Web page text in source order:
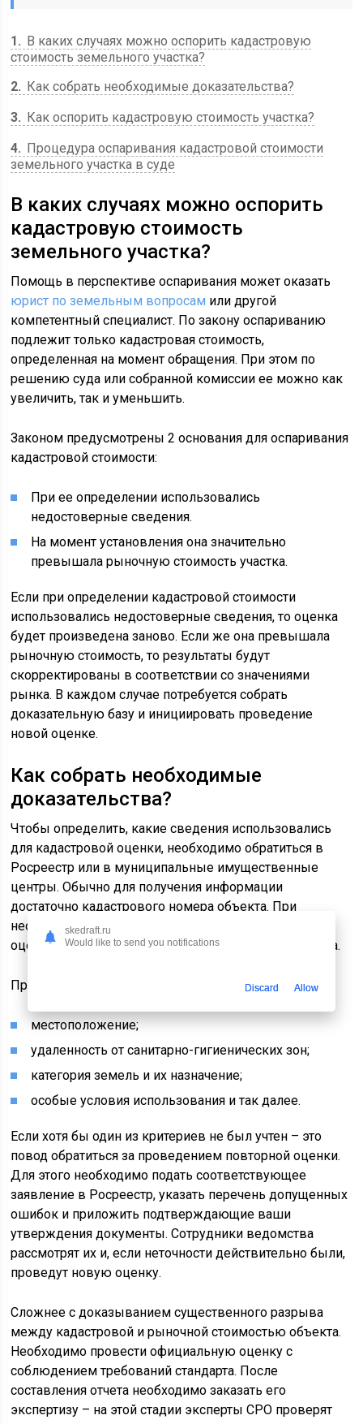
1
В каких случаях можно оспорить кадастровую
стоимость земельного участка?
2
Как собрать необходимые доказательства?
3
Как оспорить кадастровую стоимость участка?
4
Процедура оспаривания кадастровой стоимости
земельного участка в суде
В каких случаях можно оспорить
кадастровую стоимость
земельного участка?
Помощь в перспективе оспаривания может оказать
юрист по земельным вопросам или другой
компетентный специалист. По закону оспариванию
подлежит только кадастровая стоимость,
определенная на момент обращения. При этом по
решению суда или собранной комиссии ее можно как
увеличить, так и уменьшить.
Законом предусмотрены 2 основания для оспаривания
кадастровой стоимости:
При ее определении использовались
недостоверные сведения.
На момент установления она значительно
превышала рыночную стоимость участка.
Если при определении кадастровой стоимости
использовались недостоверные сведения, то оценка
будет произведена заново. Если же она превышала
рыночную стоимость, то результаты будут
скорректированы в соответствии со значениями
рынка. В каждом случае потребуется собрать
доказательную базу и инициировать проведение
новой оценке.
Как собрать необходимые
доказательства?
Чтобы определить, какие сведения использовались
для кадастровой оценки, необходимо обратиться в
Росреестр или в муниципальные имущественные
центры. Обычно для получения информации
достаточно кадастрового номера объекта. При
необходимости можно получить разъяснения об
оценке непосредственно у специалистов Росреестра.
При оценке должны учитываться все факторы:
местоположение;
удаленность от санитарно-гигиенических зон;
категория земель и их назначение;
особые условия использования и так далее.
Если хотя бы один из критериев не был учтен – это
повод обратиться за проведением повторной оценки.
Для этого необходимо подать соответствующее
заявление в Росреестр, указать перечень допущенных
ошибок и приложить подтверждающие ваши
утверждения документы. Сотрудники ведомства
рассмотрят их и, если неточности действительно были,
проведут новую оценку.
Сложнее с доказыванием существенного разрыва
между кадастровой и рыночной стоимостью объекта.
Необходимо провести официальную оценку с
соблюдением требований стандарта. После
составления отчета необходимо заказать его
экспертизу – на этой стадии эксперты СРО проверят
skedraft.ru
Would like to send you notifications
Discard Allow